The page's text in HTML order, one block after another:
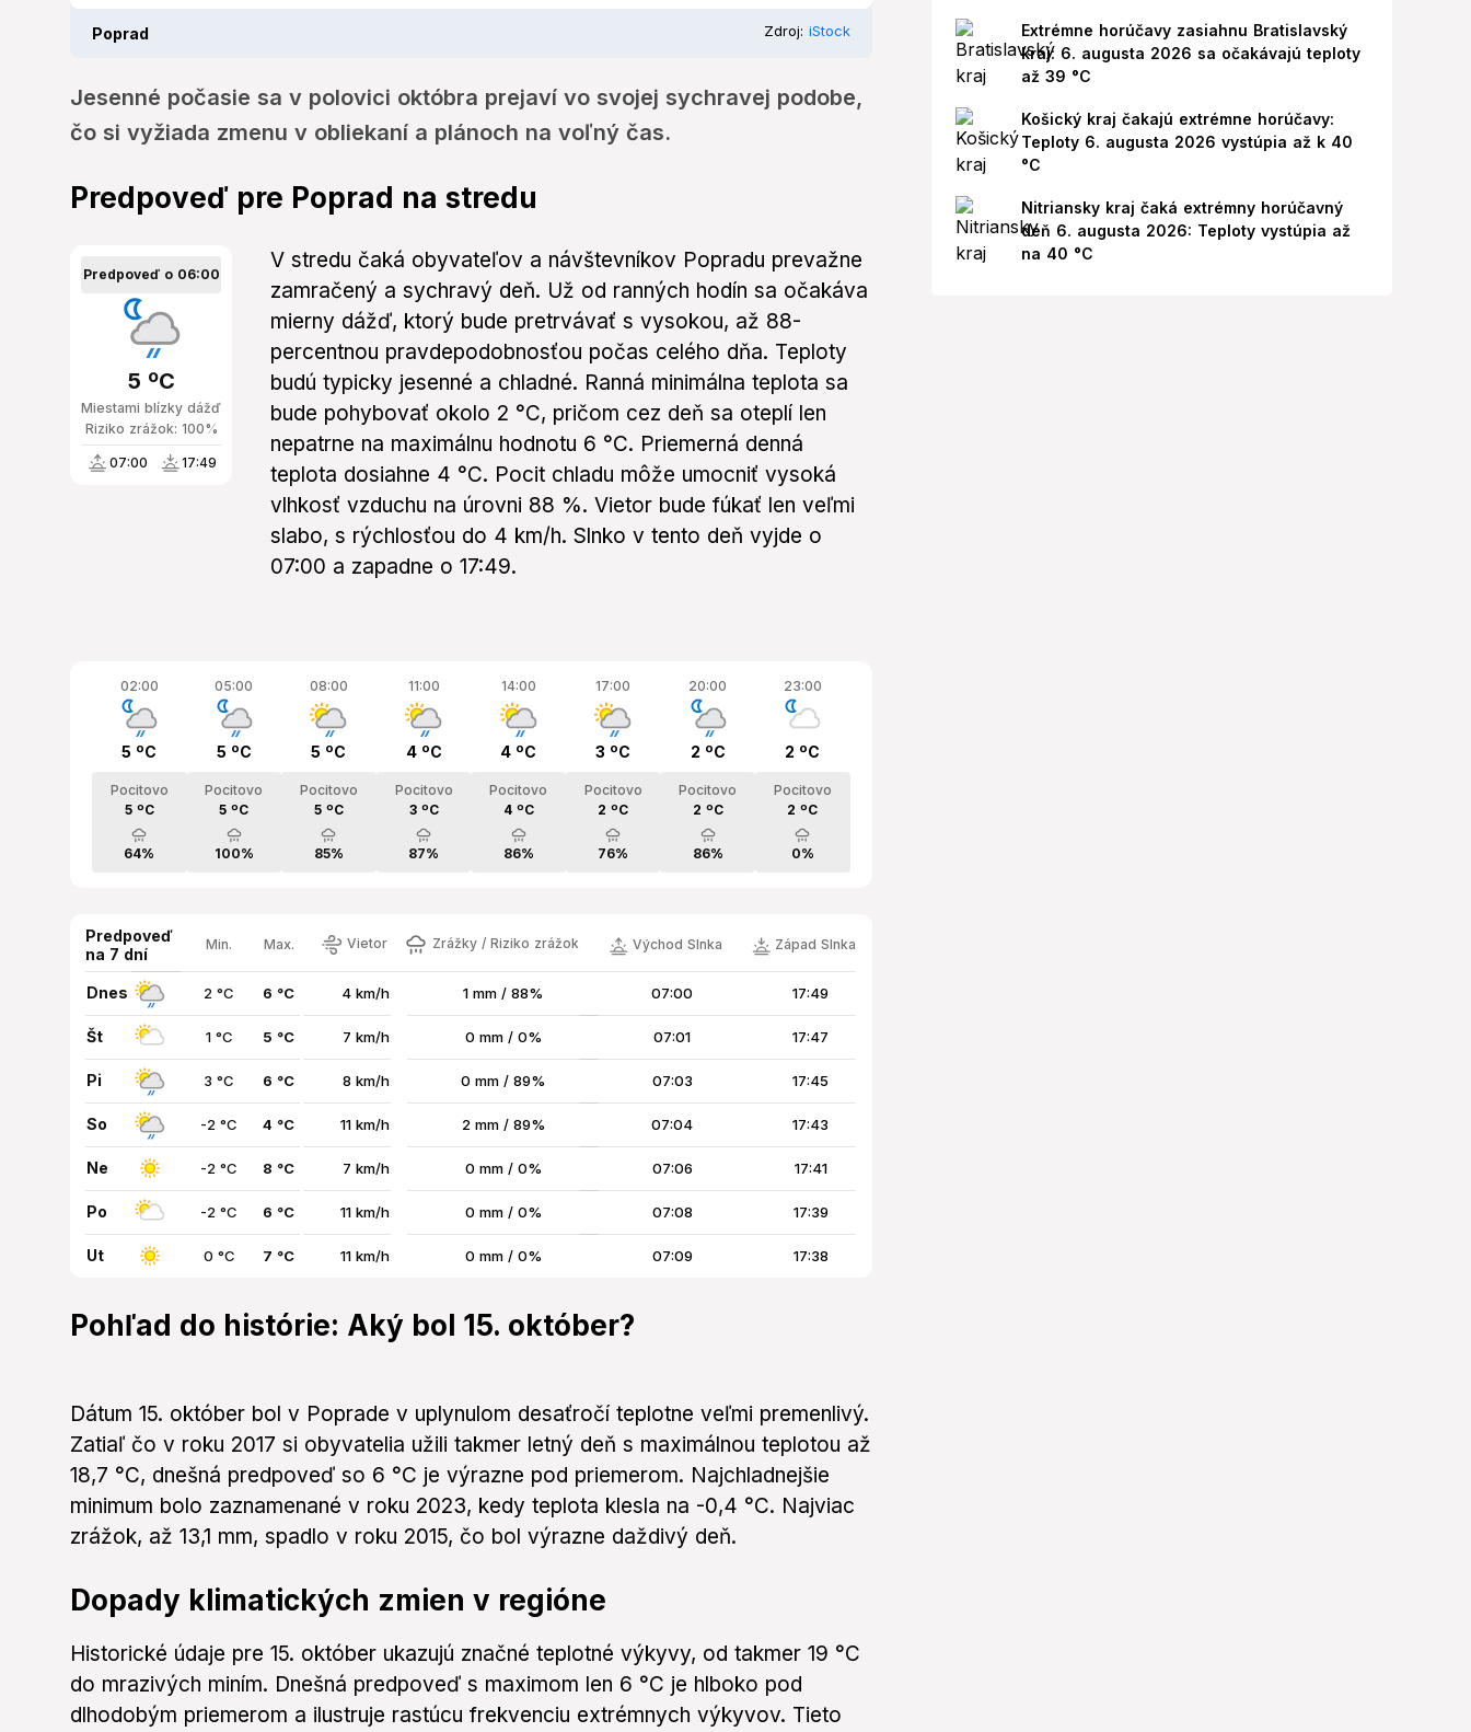
Poprad Zdroj: iStock
Jesenné počasie sa v polovici októbra prejaví vo svojej sychravej podobe,
čo si vyžiada zmenu v obliekaní a plánoch na voľný čas.
Predpoveď pre Poprad na stredu
Predpoveď o 06:00
Miestami blízky dážď
5 ºC
Riziko zrážok: 100%
07:00 17:49
V stredu čaká obyvateľov a návštevníkov Popradu prevažne
zamračený a sychravý deň. Už od ranných hodín sa očakáva
mierny dážď, ktorý bude pretrvávať s vysokou, až 88-
percentnou pravdepodobnosťou počas celého dňa. Teploty
budú typicky jesenné a chladné. Ranná minimálna teplota sa
bude pohybovať okolo 2 °C, pričom cez deň sa oteplí len
nepatrne na maximálnu hodnotu 6 °C. Priemerná denná
teplota dosiahne 4 °C. Pocit chladu môže umocniť vysoká
vlhkosť vzduchu na úrovni 88 %. Vietor bude fúkať len veľmi
slabo, s rýchlosťou do 4 km/h. Slnko v tento deň vyjde o
07:00 a zapadne o 17:49.
02:00
5 ºC
Pocitovo
5 ºC
64%
05:00
5 ºC
Pocitovo
5 ºC
100%
08:00
5 ºC
Pocitovo
5 ºC
85%
11:00
4 ºC
Pocitovo
3 ºC
87%
14:00
4 ºC
Pocitovo
4 ºC
86%
17:00
3 ºC
Pocitovo
2 ºC
76%
20:00
2 ºC
Pocitovo
2 ºC
86%
23:00
2 ºC
Pocitovo
2 ºC
0%
Predpoveď
na 7 dní
Min. Max. Vietor Zrážky / Riziko zrážok Východ Slnka Západ Slnka
Dnes 2 °C 6 °C 4 km/h 1 mm / 88% 07:00 17:49
Št 1 °C 5 °C 7 km/h 0 mm / 0% 07:01 17:47
Pi 3 °C 6 °C 8 km/h 0 mm / 89% 07:03 17:45
So -2 °C 4 °C 11 km/h 2 mm / 89% 07:04 17:43
Ne -2 °C 8 °C 7 km/h 0 mm / 0% 07:06 17:41
Po -2 °C 6 °C 11 km/h 0 mm / 0% 07:08 17:39
Ut 0 °C 7 °C 11 km/h 0 mm / 0% 07:09 17:38
Pohľad do histórie: Aký bol 15. október?
Dátum 15. október bol v Poprade v uplynulom desaťročí teplotne veľmi premenlivý.
Zatiaľ čo v roku 2017 si obyvatelia užili takmer letný deň s maximálnou teplotou až
18,7 °C, dnešná predpoveď so 6 °C je výrazne pod priemerom. Najchladnejšie
minimum bolo zaznamenané v roku 2023, kedy teplota klesla na -0,4 °C. Najviac
zrážok, až 13,1 mm, spadlo v roku 2015, čo bol výrazne daždivý deň.
Dopady klimatických zmien v regióne
Historické údaje pre 15. október ukazujú značné teplotné výkyvy, od takmer 19 °C
do mrazivých miním. Dnešná predpoveď s maximom len 6 °C je hlboko pod
dlhodobým priemerom a ilustruje rastúcu frekvenciu extrémnych výkyvov. Tieto
Extrémne horúčavy zasiahnu Bratislavský
kraj: 6. augusta 2026 sa očakávajú teploty
až 39 °C
Košický kraj čakajú extrémne horúčavy:
Teploty 6. augusta 2026 vystúpia až k 40
°C
Nitriansky kraj čaká extrémny horúčavný
deň 6. augusta 2026: Teploty vystúpia až
na 40 °C